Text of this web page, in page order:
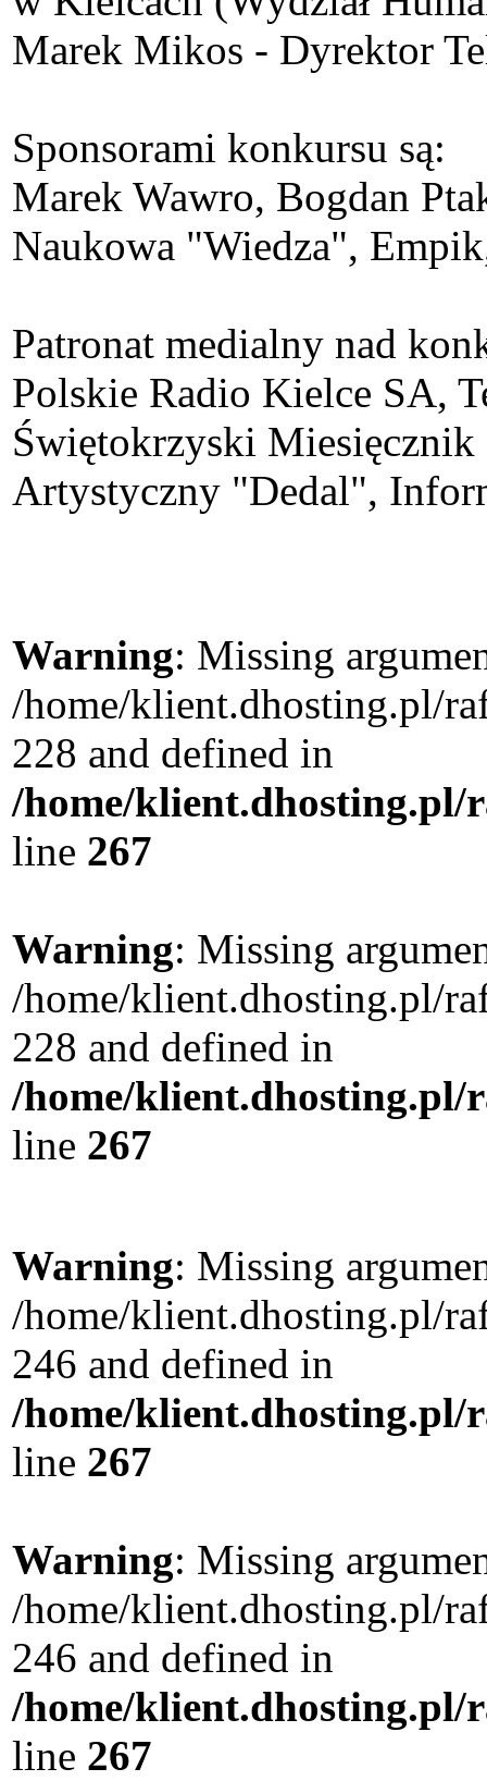
Marek Mikos - Dyrektor
Sponsorami konkursu są:
Marek Wawro, Bogdan
Naukowa "Wiedza",
Patronat medialny nad
Polskie Radio Kielce SA,
Świętokrzyski
Artystyczny "Dedal",
Warning: Missing
/home/klient.dhosting.pl/
228 and defined in
/home/klient.dhosting.pl/
line 267
Warning: Missing
/home/klient.dhosting.pl/
228 and defined in
/home/klient.dhosting.pl/
line 267
Warning: Missing
/home/klient.dhosting.pl/
246 and defined in
/home/klient.dhosting.pl/
line 267
Warning: Missing
/home/klient.dhosting.pl/
246 and defined in
/home/klient.dhosting.pl/
line 267